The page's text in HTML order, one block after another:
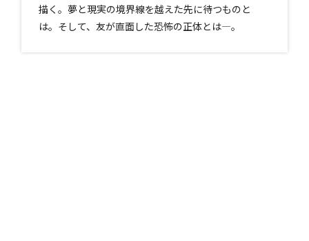
描く。夢と現実の境界線を越えた先に待つものと
は。そして、友が直面した恐怖の正体とは—。